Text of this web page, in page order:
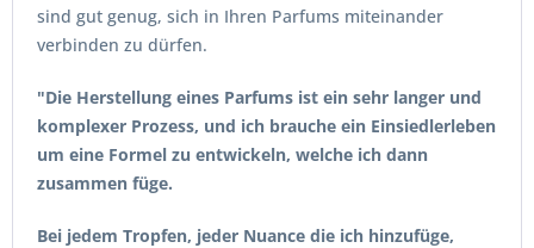
sind gut genug, sich in Ihren Parfums miteinander
verbinden zu dürfen.
"Die Herstellung eines Parfums ist ein sehr langer und
komplexer Prozess, und ich brauche ein Einsiedlerleben
um eine Formel zu entwickeln, welche ich dann
zusammen füge.
Bei jedem Tropfen, jeder Nuance die ich hinzufüge,